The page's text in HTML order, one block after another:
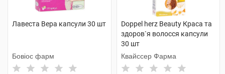
Лавеста Вера капсули 30 шт
Бовіос фарм
Doppel herz Beauty Краса та
здоров`я волосся капсули
30 шт
Квайссер Фарма